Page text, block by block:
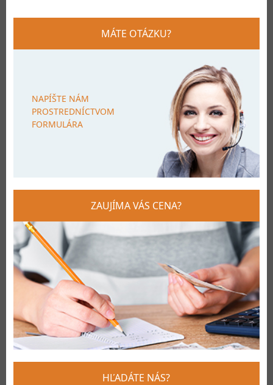
MÁTE OTÁZKU?
NAPÍŠTE NÁM
PROSTREDNÍCTVOM
FORMULÁRA
ZAUJÍMA VÁS CENA?
HĽADÁTE NÁS?